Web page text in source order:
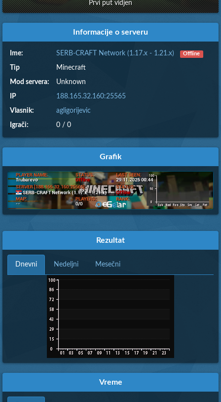
Prvi put vidjen
Informacije o serveru
Ime: SERB-CRAFT Network (1.17.x - 1.21.x) Offline
Tip Minecraft
Mod servera: Unknown
IP 188.165.32.160:25565
Vlasnik: agligorijevic
Igrači: 0 / 0
Grafik
Rezultat
Dnevni Nedeljni Mesečni
Vreme